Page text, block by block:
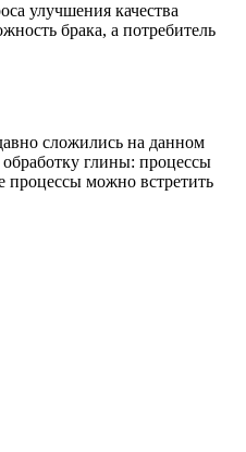
улучшения качества
брака, а потребитель
сложились на данном
глины: процессы
процессы можно встретить